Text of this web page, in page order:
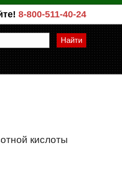
8-800-511-40-24
Найти
кислоты